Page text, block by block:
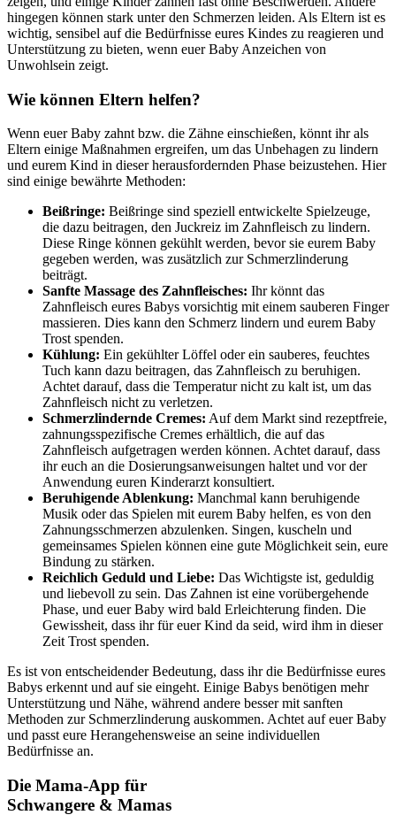
hingegen können stark unter den Schmerzen leiden. Als Eltern ist es
wichtig, sensibel auf die Bedürfnisse eures Kindes zu reagieren und
Unterstützung zu bieten, wenn euer Baby Anzeichen von
Unwohlsein zeigt.
Wie können Eltern helfen?
Wenn euer Baby zahnt bzw. die Zähne einschießen, könnt ihr als
Eltern einige Maßnahmen ergreifen, um das Unbehagen zu lindern
und eurem Kind in dieser herausfordernden Phase beizustehen. Hier
sind einige bewährte Methoden:
Beißringe: Beißringe sind speziell entwickelte Spielzeuge,
die dazu beitragen, den Juckreiz im Zahnfleisch zu lindern.
Diese Ringe können gekühlt werden, bevor sie eurem Baby
gegeben werden, was zusätzlich zur Schmerzlinderung
beiträgt.
Sanfte Massage des Zahnfleisches: Ihr könnt das
Zahnfleisch eures Babys vorsichtig mit einem sauberen Finger
massieren. Dies kann den Schmerz lindern und eurem Baby
Trost spenden.
Kühlung: Ein gekühlter Löffel oder ein sauberes, feuchtes
Tuch kann dazu beitragen, das Zahnfleisch zu beruhigen.
Achtet darauf, dass die Temperatur nicht zu kalt ist, um das
Zahnfleisch nicht zu verletzen.
Schmerzlindernde Cremes: Auf dem Markt sind rezeptfreie,
zahnungsspezifische Cremes erhältlich, die auf das
Zahnfleisch aufgetragen werden können. Achtet darauf, dass
ihr euch an die Dosierungsanweisungen haltet und vor der
Anwendung euren Kinderarzt konsultiert.
Beruhigende Ablenkung: Manchmal kann beruhigende
Musik oder das Spielen mit eurem Baby helfen, es von den
Zahnungsschmerzen abzulenken. Singen, kuscheln und
gemeinsames Spielen können eine gute Möglichkeit sein, eure
Bindung zu stärken.
Reichlich Geduld und Liebe: Das Wichtigste ist, geduldig
und liebevoll zu sein. Das Zahnen ist eine vorübergehende
Phase, und euer Baby wird bald Erleichterung finden. Die
Gewissheit, dass ihr für euer Kind da seid, wird ihm in dieser
Zeit Trost spenden.
Es ist von entscheidender Bedeutung, dass ihr die Bedürfnisse eures
Babys erkennt und auf sie eingeht. Einige Babys benötigen mehr
Unterstützung und Nähe, während andere besser mit sanften
Methoden zur Schmerzlinderung auskommen. Achtet auf euer Baby
und passt eure Herangehensweise an seine individuellen
Bedürfnisse an.
Die Mama-App für
Schwangere & Mamas